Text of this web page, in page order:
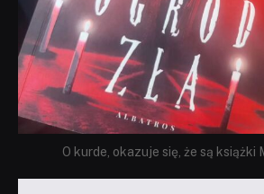
O kurde, okazuje się, że są książki